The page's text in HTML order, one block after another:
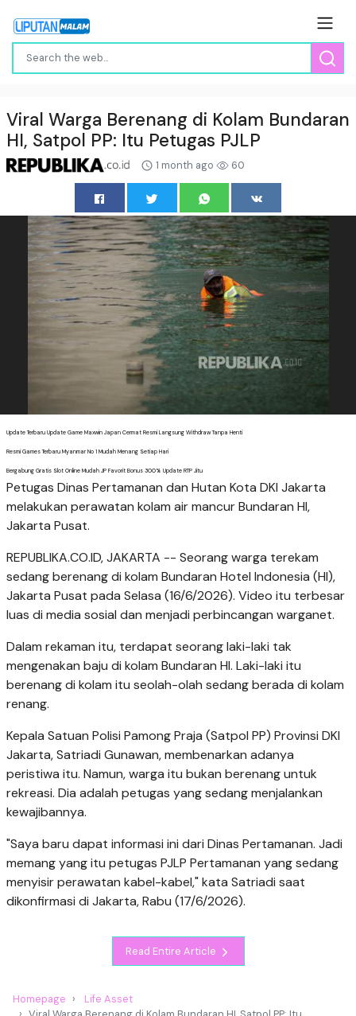
Viral Warga Berenang di Kolam Bundaran
HI, Satpol PP: Itu Petugas PJLP
1 month ago 60
Update Terbaru Update Game Maxwin Japan Cermat Resmi Langsung Withdraw Tanpa Henti
Resmi Games Terbaru Myanmar No 1 Mudah Menang Setiap Hari
Bergabung Gratis Slot Online Mudah JP Favorit Bonus 300% Update RTP Jitu
Petugas Dinas Pertamanan dan Hutan Kota DKI Jakarta
melakukan perawatan kolam air mancur Bundaran HI,
Jakarta Pusat.
REPUBLIKA.CO.ID, JAKARTA -- Seorang warga terekam
sedang berenang di kolam Bundaran Hotel Indonesia (HI),
Jakarta Pusat pada Selasa (16/6/2026). Video itu terbesar
luas di media sosial dan menjadi perbincangan warganet.
Dalam rekaman itu, terdapat seorang laki-laki tak
mengenakan baju di kolam Bundaran HI. Laki-laki itu
berenang di kolam itu seolah-olah sedang berada di kolam
renang.
Kepala Satuan Polisi Pamong Praja (Satpol PP) Provinsi DKI
Jakarta, Satriadi Gunawan, membenarkan adanya
peristiwa itu. Namun, warga itu bukan berenang untuk
rekreasi. Dia adalah petugas yang sedang menjalankan
kewajibannya.
"Saya baru dapat informasi ini dari Dinas Pertamanan. Jadi
memang yang itu petugas PJLP Pertamanan yang sedang
menyisir perawatan kabel-kabel," kata Satriadi saat
dikonfirmasi di Jakarta, Rabu (17/6/2026).
Read Entire Article
Homepage
Life Asset